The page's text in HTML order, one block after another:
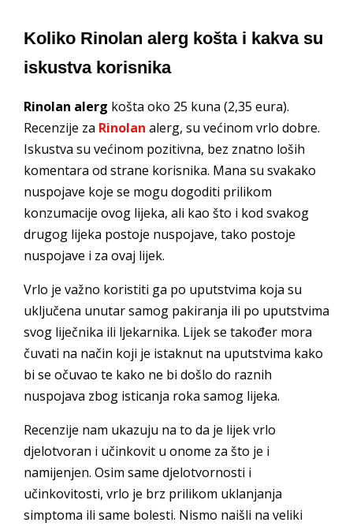
Koliko Rinolan alerg košta i kakva su
iskustva korisnika
Rinolan alerg košta oko 25 kuna (2,35 eura).
Recenzije za Rinolan alerg, su većinom vrlo dobre.
Iskustva su većinom pozitivna, bez znatno loših
komentara od strane korisnika. Mana su svakako
nuspojave koje se mogu dogoditi prilikom
konzumacije ovog lijeka, ali kao što i kod svakog
drugog lijeka postoje nuspojave, tako postoje
nuspojave i za ovaj lijek.
Vrlo je važno koristiti ga po uputstvima koja su
uključena unutar samog pakiranja ili po uputstvima
svog liječnika ili ljekarnika. Lijek se također mora
čuvati na način koji je istaknut na uputstvima kako
bi se očuvao te kako ne bi došlo do raznih
nuspojava zbog isticanja roka samog lijeka.
Recenzije nam ukazuju na to da je lijek vrlo
djelotvoran i učinkovit u onome za što je i
namijenjen. Osim same djelotvornosti i
učinkovitosti, vrlo je brz prilikom uklanjanja
simptoma ili same bolesti. Nismo naišli na veliki